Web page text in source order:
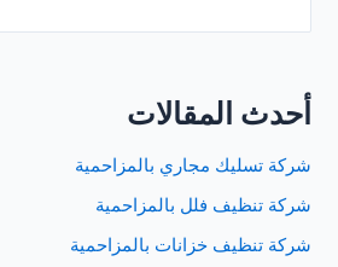
أحدث المقالات
شركة تسليك مجاري بالمزاحمية
شركة تنظيف فلل بالمزاحمية
شركة تنظيف خزانات بالمزاحمية